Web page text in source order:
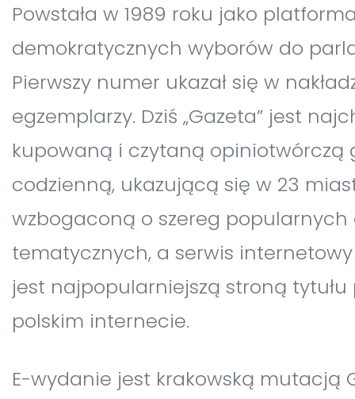
Powstała w 1989 roku jako
demokratycznych wyborów do
Pierwszy numer ukazał się w
egzemplarzy. Dziś „Gazeta” jest
kupowaną i czytaną opiniotwórczą
codzienną, ukazującą się w 23
wzbogaconą o szereg
tematycznych, a serwis
jest najpopularniejszą stroną
polskim internecie.
E-wydanie jest krakowską mutacją